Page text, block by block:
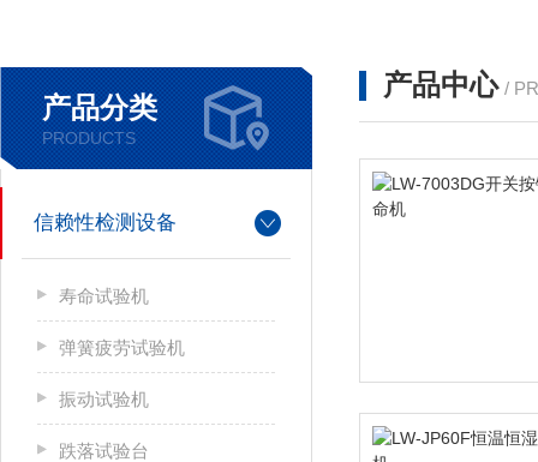
产品分类
PRODUCTS
信赖性检测设备
寿命试验机
弹簧疲劳试验机
振动试验机
跌落试验台
产品中心 /